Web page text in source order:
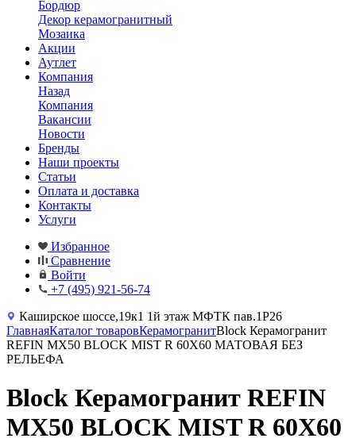
Бордюр
Декор керамогранитный
Мозаика
Акции
Аутлет
Компания
Назад
Компания
Вакансии
Новости
Бренды
Наши проекты
Статьи
Оплата и доставка
Контакты
Услуги
Избранное
Сравнение
Войти
+7 (495) 921-56-74
Каширское шоссе,19к1 1й этаж МФТК пав.1Р26
ГлавнаяКаталог товаровКерамогранитBlock Керамогранит
REFIN MX50 BLOCK MIST R 60X60 МАТОВАЯ БЕЗ
РЕЛЬЕФА
Block Керамогранит REFIN
MX50 BLOCK MIST R 60X60